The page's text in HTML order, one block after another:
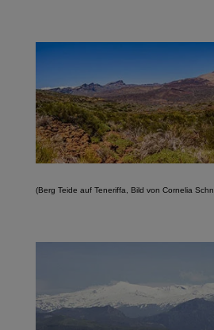
(Berg Teide auf Teneriffa, Bild von Cornelia